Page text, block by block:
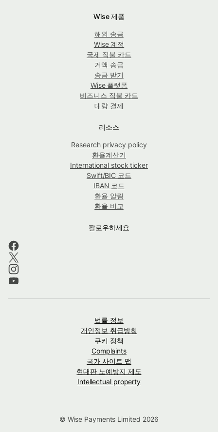
Wise 제품
해외 송금
Wise 계정
국제 직불 카드
거액 송금
송금 받기
Wise 플랫폼
비즈니스 직불 카드
대량 결제
리소스
Research privacy policy
환율계산기
International stock ticker
Swift/BIC 코드
IBAN 코드
환율 알림
환율 비교
팔로우하세요
법률 정보
개인정보 취급방침
쿠키 정책
Complaints
국가 사이트 맵
현대판 노예방지 제도
Intellectual property
© Wise Payments Limited 2026